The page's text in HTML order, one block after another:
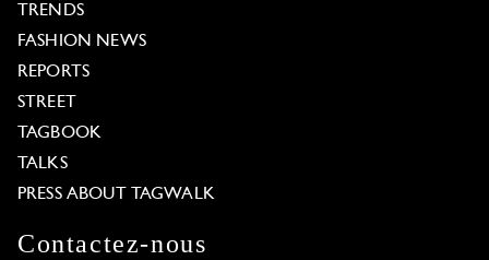
TRENDS
FASHION NEWS
REPORTS
STREET
TAGBOOK
TALKS
PRESS ABOUT TAGWALK
Contactez-nous